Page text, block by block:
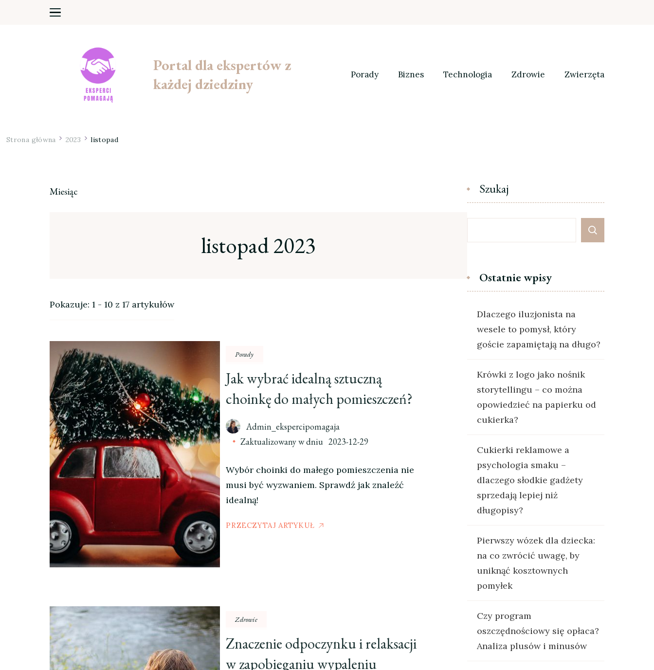
Portal dla ekspertów z
każdej dziedziny
Porady Biznes Technologia Zdrowie Zwierzęta
Strona główna 2023 listopad
Miesiąc
listopad 2023
Pokazuje: 1 - 10 z 17 artykułów
Porady
Jak wybrać idealną sztuczną
choinkę do małych pomieszczeń?
Admin_ekspercipomagaja
Zaktualizowany w dniu 2023-12-29
Wybór choinki do małego pomieszczenia nie
musi być wyzwaniem. Sprawdź jak znaleźć
idealną!
PRZECZYTAJ ARTYKUŁ
Zdrowie
Znaczenie odpoczynku i relaksacji
w zapobieganiu wypaleniu
Szukaj
Ostatnie wpisy
Dlaczego iluzjonista na
wesele to pomysł, który
goście zapamiętają na długo?
Krówki z logo jako nośnik
storytellingu – co można
opowiedzieć na papierku od
cukierka?
Cukierki reklamowe a
psychologia smaku –
dlaczego słodkie gadżety
sprzedają lepiej niż
długopisy?
Pierwszy wózek dla dziecka:
na co zwrócić uwagę, by
uniknąć kosztownych
pomyłek
Czy program
oszczędnościowy się opłaca?
Analiza plusów i minusów